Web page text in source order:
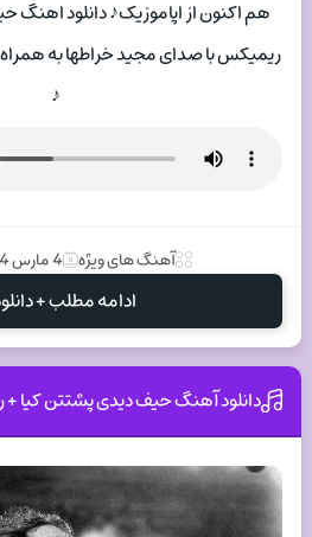
هم اکنون از اپاموزیک♪ دانلود
ریمیکس با صدای مجید خراطها به
♪
آهنگ های ویژه 4 مارس 2024
ادامه مطلب +
دانلود آهنگ حیف دیدی پشتتن کیا